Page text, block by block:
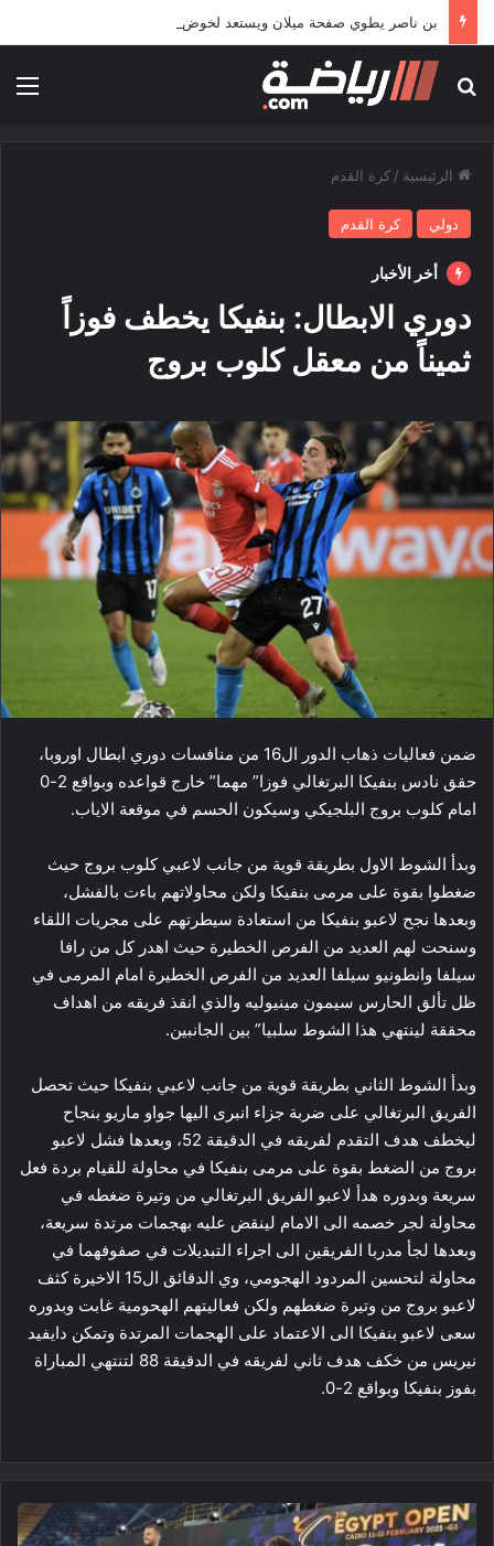
بحث عن
الرئيسية / كرة القدم
دولي كرة القدم
أخر الأخبار
دوري الابطال: بنفيكا يخطف فوزاً
ثميناً من معقل كلوب بروج
ضمن فعاليات ذهاب الدور ال16 من منافسات ​دوري ابطال اوروبا​،
حقق نادس ​بنفيكا​ البرتغالي فوزا” مهما” خارج قواعده وبواقع 2-0
امام ​كلوب بروج​ البلجيكي وسيكون الحسم في موقعة الاياب.
وبدأ الشوط الاول بطريقة قوية من جانب لاعبي كلوب بروج حيث
ضغطوا بقوة على مرمى بنفيكا ولكن محاولاتهم باءت بالفشل،
وبعدها نجح لاعبو بنفيكا من استعادة سيطرتهم على مجريات اللقاء
وسنحت لهم العديد من الفرص الخطيرة حيث اهدر كل من رافا
سيلفا وانطونيو سيلفا العديد من الفرص الخطيرة امام المرمى في
ظل تألق الحارس سيمون مينيوليه والذي انقذ فريقه من اهداف
محققة لينتهي هذا الشوط سلبيا” بين الجانبين.
وبدأ الشوط الثاني بطريقة قوية من جانب لاعبي بنفيكا حيث تحصل
الفريق البرتغالي على ضربة جزاء انبرى اليها جواو ماريو بنجاح
ليخطف هدف التقدم لفريقه في الدقيقة 52، وبعدها فشل لاعبو
بروج من الضغط بقوة على مرمى بنفيكا في محاولة للقيام بردة فعل
سريعة وبدوره هدأ لاعبو الفريق البرتغالي من وتيرة ضغطه في
محاولة لجر خصمه الى الامام لينقض عليه بهجمات مرتدة سريعة،
وبعدها لجأ مدربا الفريقين الى اجراء التبديلات في صفوفهما في
محاولة لتحسين المردود الهجومي، وي الدقائق ال15 الاخيرة كثف
لاعبو بروج من وتيرة ضغطهم ولكن فعاليتهم الهحومية غابت وبدوره
سعى لاعبو بنفيكا الى الاعتماد على الهجمات المرتدة وتمكن دايفيد
نيريس من خكف هدف ثاني لفريقه في الدقيقة 88 لتنتهي المباراة
بفوز بنفيكا وبواقع 2-0.
هاني
طبيب